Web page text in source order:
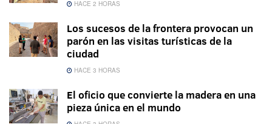
HACE 2 HORAS
Los sucesos de la frontera provocan un
parón en las visitas turísticas de la
ciudad
HACE 3 HORAS
El oficio que convierte la madera en una
pieza única en el mundo